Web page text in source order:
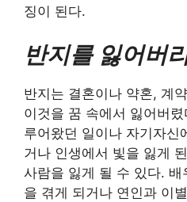
징이 된다.
반지를 잃어버
반지는 결혼이나 약혼, 계
이것을 꿈 속에서 잃어버
루어왔던 일이나 자기자신
거나 인생에서 빛을 잃게
사람을 잃게 될 수 있다.
을 겪게 되거나 연인과 이